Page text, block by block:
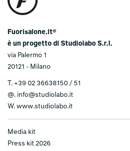
Fuorisalone.it®
è un progetto di Studiolabo S.r.l.
via Palermo 1
20121 - Milano
T. +39 02 36638150 / 51
@. info@studiolabo.it
W. www.studiolabo.it
Media kit
Press kit 2026